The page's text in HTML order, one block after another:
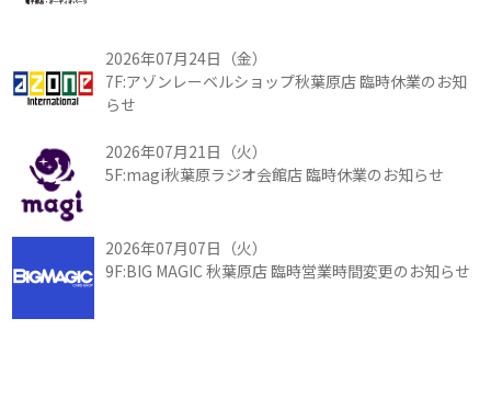
2026年07月24日（金）
7F:アゾンレーベルショップ秋葉原店 臨時休業のお知
らせ
2026年07月21日（火）
5F:magi秋葉原ラジオ会館店 臨時休業のお知らせ
2026年07月07日（火）
9F:BIG MAGIC 秋葉原店 臨時営業時間変更のお知らせ